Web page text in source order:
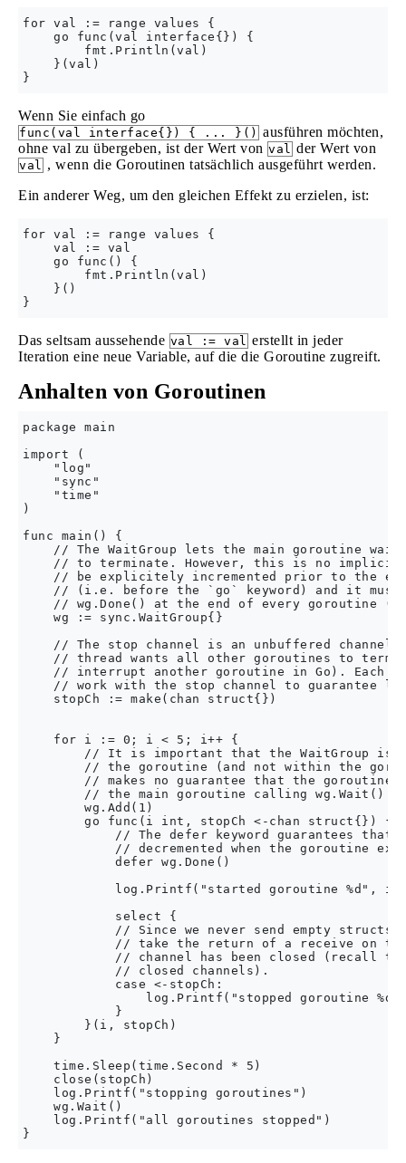
for val := range values {
    go func(val interface{}) {
        fmt.Println(val)
    }(val)
Wenn Sie einfach go
func(val interface{}) { ... }() ausführen möchten,
ohne val zu übergeben, ist der Wert von val der Wert von
val , wenn die Goroutinen tatsächlich ausgeführt werden.
Ein anderer Weg, um den gleichen Effekt zu erzielen, ist:
for val := range values {
    val := val
    go func() {
        fmt.Println(val)
    }()
Das seltsam aussehende val := val erstellt in jeder
Iteration eine neue Variable, auf die die Goroutine zugreift.
Anhalten von Goroutinen
package main
import (
    "log"
    "sync"
    "time"
)
func main() {
// The WaitGroup lets the main goroutine
// to terminate. However, this is no
// be explicitely incremented prior to the
// (i.e. before the `go` keyword) and it
// wg.Done() at the end of every goroutine
    wg := sync.WaitGroup{}
// The stop channel is an unbuffered channel
// thread wants all other goroutines to
// interrupt another goroutine in Go). Each
// work with the stop channel to guarantee
    stopCh := make(chan struct{})
    for i := 0; i < 5; i++ {
// It is important that the WaitGroup is
// the goroutine (and not within the
// makes no guarantee that the goroutine
        // the main goroutine calling wg.Wait().
        wg.Add(1)
        go func(i int, stopCh <-chan struct{}) {
// The defer keyword guarantees that
// decremented when the goroutine
            defer wg.Done()
            log.Printf("started goroutine %d", i)
            select {
// Since we never send empty structs
// take the return of a receive on
// channel has been closed (recall
            // closed channels).
            case <-stopCh:
log.Printf("stopped goroutine
            }
        }(i, stopCh)
    }
    time.Sleep(time.Second * 5)
    close(stopCh)
    log.Printf("stopping goroutines")
    wg.Wait()
    log.Printf("all goroutines stopped")